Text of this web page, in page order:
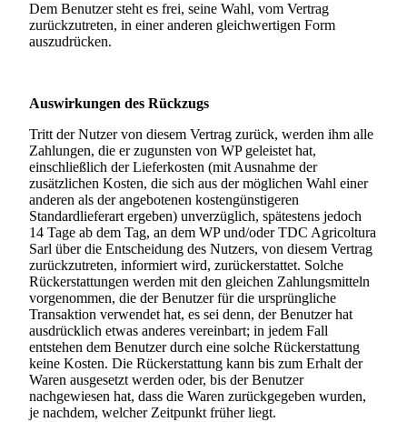
Dem Benutzer steht es frei, seine Wahl, vom Vertrag
zurückzutreten, in einer anderen gleichwertigen Form
auszudrücken.
Auswirkungen des Rückzugs
Tritt der Nutzer von diesem Vertrag zurück, werden ihm alle
Zahlungen, die er zugunsten von WP geleistet hat,
einschließlich der Lieferkosten (mit Ausnahme der
zusätzlichen Kosten, die sich aus der möglichen Wahl einer
anderen als der angebotenen kostengünstigeren
Standardlieferart ergeben) unverzüglich, spätestens jedoch
14 Tage ab dem Tag, an dem WP und/oderTDC Agricoltura
Sarl über die Entscheidung des Nutzers, von diesem Vertrag
zurückzutreten, informiert wird, zurückerstattet. Solche
Rückerstattungen werden mit den gleichen Zahlungsmitteln
vorgenommen, die der Benutzer für die ursprüngliche
Transaktion verwendet hat, es sei denn, der Benutzer hat
ausdrücklich etwas anderes vereinbart; in jedem Fall
entstehen dem Benutzer durch eine solche Rückerstattung
keine Kosten. Die Rückerstattung kann bis zum Erhalt der
Waren ausgesetzt werden oder, bis der Benutzer
nachgewiesen hat, dass die Waren zurückgegeben wurden,
je nachdem, welcher Zeitpunkt früher liegt.